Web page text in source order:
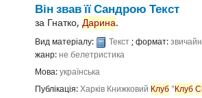
Він звав її Сандрою Текст
за Гнатко, Дарина.
Вид матеріалу: Текст; формат:
жанр:не белетристика
Мова:українська
Публікація:Харків Книжковий Клуб"Клуб